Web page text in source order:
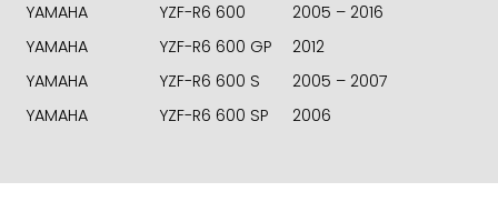
YAMAHA
YZF-R6 600
2005 – 2016
YAMAHA
YZF-R6 600 GP
2012
YAMAHA
YZF-R6 600 S
2005 – 2007
YAMAHA
YZF-R6 600 SP 2006